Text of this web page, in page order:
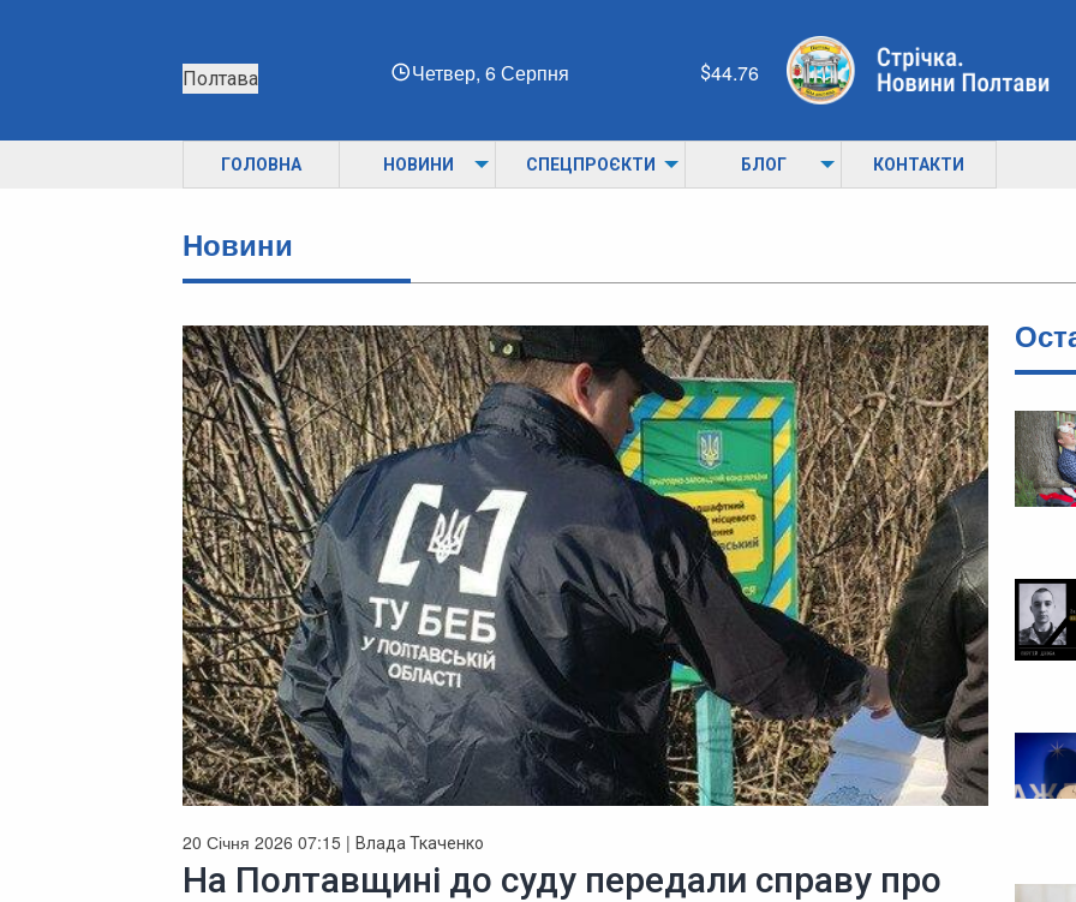
Полтава Четвер, 6 Серпня 44.76
ГОЛОВНА НОВИНИ СПЕЦПРОЄКТИ БЛОГ КОНТАКТИ
Новини
20 Січня 2026 07:15 | Влада Ткаченко
На Полтавщині до суду передали справу про